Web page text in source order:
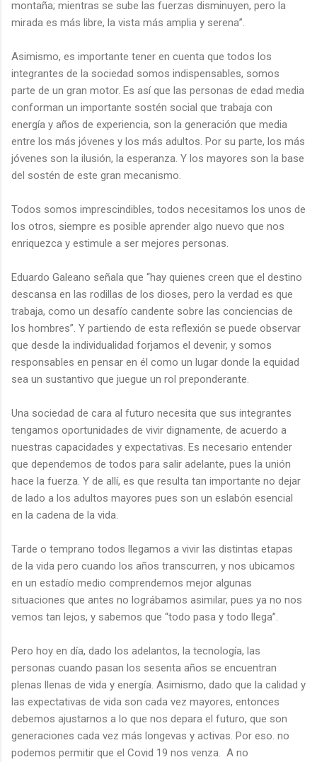
montaña; mientras se sube las fuerzas disminuyen, pero la
mirada es más libre, la vista más amplia y serena”.
Asimismo, es importante tener en cuenta que todos los
integrantes de la sociedad somos indispensables, somos
parte de un gran motor. Es así que las personas de edad media
conforman un importante sostén social que trabaja con
energía y años de experiencia, son la generación que media
entre los más jóvenes y los más adultos. Por su parte, los más
jóvenes son la ilusión, la esperanza. Y los mayores son la base
del sostén de este gran mecanismo.
Todos somos imprescindibles, todos necesitamos los unos de
los otros, siempre es posible aprender algo nuevo que nos
enriquezca y estimule a ser mejores personas.
Eduardo Galeano señala que “hay quienes creen que el destino
descansa en las rodillas de los dioses, pero la verdad es que
trabaja, como un desafío candente sobre las conciencias de
los hombres”. Y partiendo de esta reflexión se puede observar
que desde la individualidad forjamos el devenir, y somos
responsables en pensar en él como un lugar donde la equidad
sea un sustantivo que juegue un rol preponderante.
Una sociedad de cara al futuro necesita que sus integrantes
tengamos oportunidades de vivir dignamente, de acuerdo a
nuestras capacidades y expectativas. Es necesario entender
que dependemos de todos para salir adelante, pues la unión
hace la fuerza. Y de allí, es que resulta tan importante no dejar
de lado a los adultos mayores pues son un eslabón esencial
en la cadena de la vida.
Tarde o temprano todos llegamos a vivir las distintas etapas
de la vida pero cuando los años transcurren, y nos ubicamos
en un estadío medio comprendemos mejor algunas
situaciones que antes no lográbamos asimilar, pues ya no nos
vemos tan lejos, y sabemos que “todo pasa y todo llega”.
Pero hoy en día, dado los adelantos, la tecnología, las
personas cuando pasan los sesenta años se encuentran
plenas llenas de vida y energía. Asimismo, dado que la calidad y
las expectativas de vida son cada vez mayores, entonces
debemos ajustarnos a lo que nos depara el futuro, que son
generaciones cada vez más longevas y activas. Por eso. no
podemos permitir que el Covid 19 nos venza. A no